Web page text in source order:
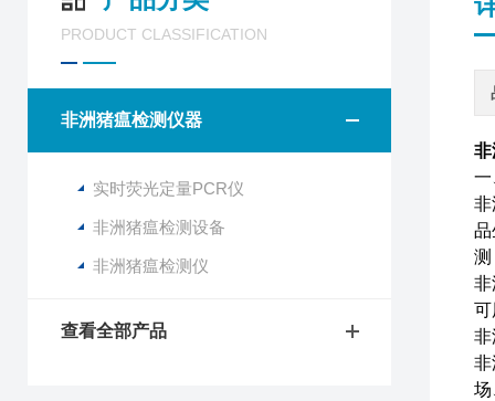
PRODUCT CLASSIFICATION
非洲猪瘟检测仪器
实时荧光定量PCR仪
非洲猪瘟检测设备
非洲猪瘟检测仪
查看全部产品
非
一
非
品
测
非
可
非
非
场